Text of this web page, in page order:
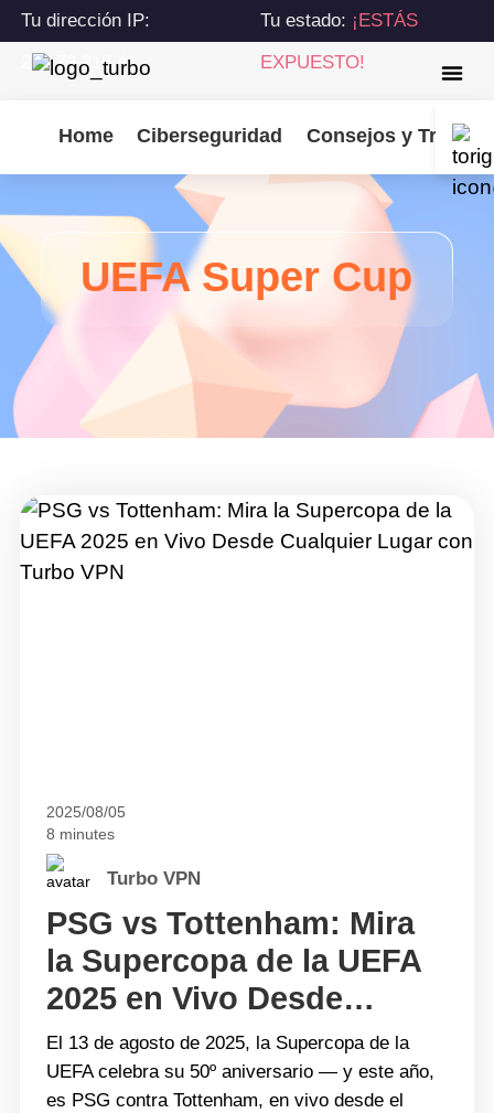
Tu dirección IP:
216.73.216.41
Tu estado: ¡ESTÁS
EXPUESTO!
Home Ciberseguridad Consejos y Trucos
UEFA Super Cup
2025/08/05
8 minutes
Turbo VPN
PSG vs Tottenham: Mira
la Supercopa de la UEFA
2025 en Vivo Desde
Cualquier Lugar con
Turbo VPN
El 13 de agosto de 2025, la Supercopa de la
UEFA celebra su 50º aniversario — y este año,
es PSG contra Tottenham, en vivo desde el